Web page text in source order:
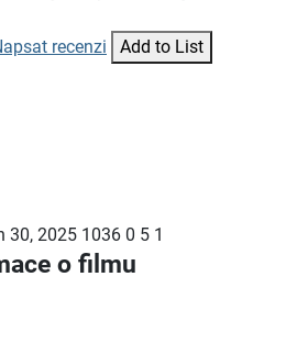
recenzi Add to List
30, 2025 1036 0 5 1
o filmu